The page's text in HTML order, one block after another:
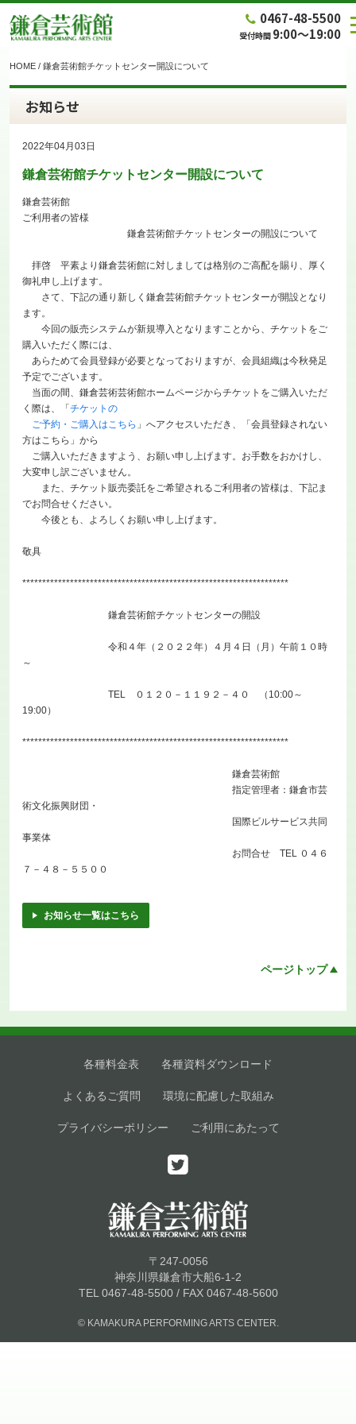
0467-48-5500
受付時間 9:00～19:00
HOME / 鎌倉芸術館チケットセンター開設について
お知らせ
2022年04月03日
鎌倉芸術館チケットセンター開設について
鎌倉芸術館
ご利用者の皆様
鎌倉芸術館チケットセンターの開設について
拝啓 平素より鎌倉芸術館に対しましては格別のご高配を賜り、厚く
御礼申し上げます。
さて、下記の通り新しく鎌倉芸術館チケットセンターが開設となり
ます。
今回の販売システムが新規導入となりますことから、チケットをご
購入いただく際には、
あらためて会員登録が必要となっておりますが、会員組織は今秋発足
予定でございます。
当面の間、鎌倉芸術芸術館ホームページからチケットをご購入いただ
く際は、「 チケットの
ご予約・ご購入はこちら 」へアクセスいただき、「会員登録されない
方はこちら」から
ご購入いただきますよう、お願い申し上げます。お手数をおかけし、
大変申し訳ございません。
また、チケット販売委託をご希望されるご利用者の皆様は、下記ま
でお問合せください。
今後とも、よろしくお願い申し上げます。
敬具
*******************************************************************
鎌倉芸術館チケットセンターの開設
令和４年（２０２２年）４月４日（月）午前１０時
～
TEL ０１２０－１１９２－４０ （10:00～
19:00）
*******************************************************************
鎌倉芸術館
指定管理者：鎌倉市芸
術文化振興財団・
国際ビルサービス共同
事業体
お問合せ TEL ０４６
７－４８－５５００
お知らせ一覧はこちら
ページトップ
各種料金表 各種資料ダウンロード
よくあるご質問 環境に配慮した取組み
プライバシーポリシー ご利用にあたって
〒247-0056
神奈川県鎌倉市大船6-1-2
TEL 0467-48-5500 / FAX 0467-48-5600
© KAMAKURA PERFORMING ARTS CENTER.